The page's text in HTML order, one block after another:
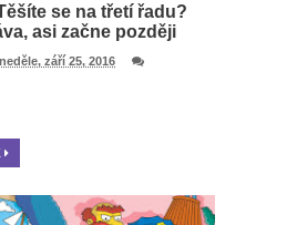
se na třetí řadu?
asi začne později
neděle, září 25, 2016